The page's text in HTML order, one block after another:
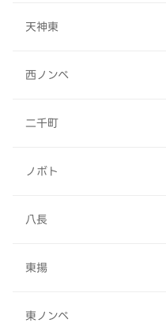
天神東
西ノンベ
二千町
ノボト
八長
東揚
東ノンベ